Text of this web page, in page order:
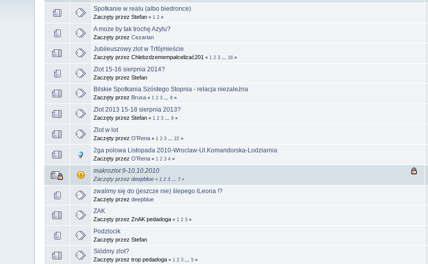
Spotkanie w realu (albo biedronce)
Zaczęty przez Stefan« 1 2 »
A może by tak trochę Azylu?
Zaczęty przezCezarian
Jubileuszowy zlot w Trfójmieście
Zaczęty przez Chlebzdzemempalcelizać201« 1 2 3 16 »
Zlot 15-16 sierpnia 2014?
Zaczęty przez Stefan
Bilskie Spotkania Szóstego Stopnia - relacja niezależna
Zaczęty przez Bruxa « 1 2 3 ...8 »
Zlot 2013 15-18 sierpnia 2013?
Zaczęty przez Stefan« 1 2 3 ...8 »
Zlot w lot
Zaczęty przezO'Rena « 1 2 3 ...22 »
2ga polowa Listopada 2010-Wroclaw-Ul.Komandorska-Lodziarnia
Zaczęty przezO'Rena « 1 2 3 4 »
makrozlot 9-10.10.2010
Zaczęty przezdeepblue « 1 2 3 7»
zwalimy się do (jeszcze nie) ślepego lLeona !?
Zaczęty przezdeepblue
ZAK
Zaczęty przez ZnAK pedadoga« 1 2 3 »
Podzlocik
Zaczęty przez Stefan
Siódmy zlot?
Zaczęty przez trop pedadoga« 1 2 3 ...5 »